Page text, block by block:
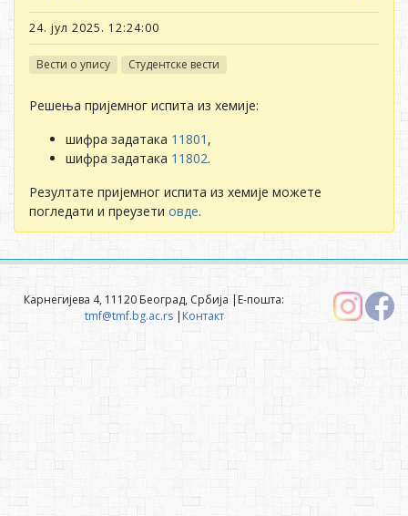
24. јул 2025. 12:24:00
Вести о упису Студентске вести
Решења пријемног испита из хемије:
шифра задатака 11801 ,
шифра задатака 11802.
Резултате пријемног испита из хемије можете
погледати и преузети овде.
Карнегијева 4, 11120 Београд, Србија |Е-пошта:
tmf@tmf.bg.ac.rs| Контакт